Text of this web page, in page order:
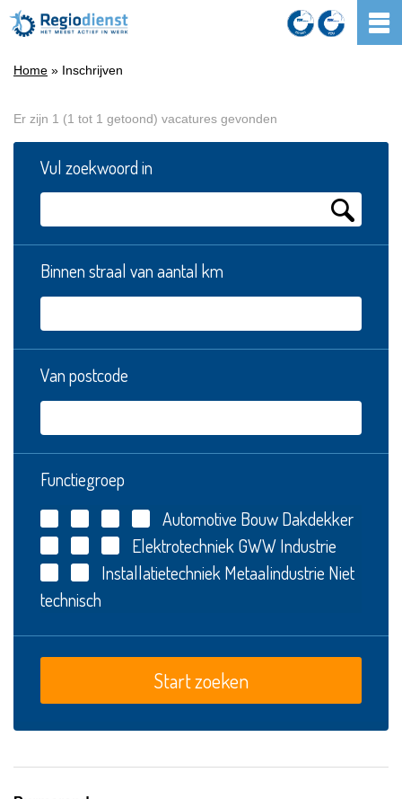
Home » Inschrijven
Er zijn 1 (1 tot 1 getoond) vacatures gevonden
Vul zoekwoord in
Binnen straal van aantal km
Van postcode
Functiegroep
Automotive BouwDakdekker
Elektrotechniek GWWIndustrie
Installatietechniek Metaalindustrie Niet
technisch